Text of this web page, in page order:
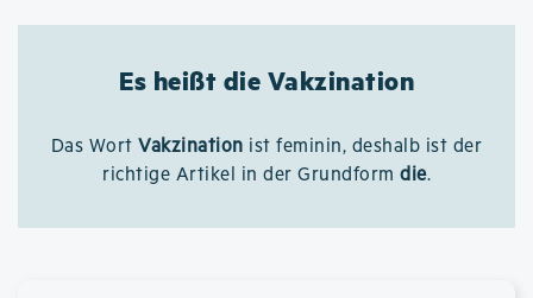
Es heißt die Vakzination
Das WortVakzination ist feminin, deshalb ist der
richtige Artikel in der Grundform die.